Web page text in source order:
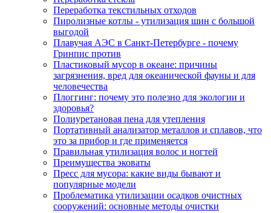
Переработка текстильных отходов
Пиролизные котлы - утилизация шин с большой
выгодой
Плавучая АЭС в Санкт-Петербурге - почему
Гринпис против
Пластиковый мусор в океане: причины
загрязнения, вред для океанической фауны и для
человечества
Плоггинг: почему это полезно для экологии и
здоровья?
Полиуретановая пена для утепления
Портативный анализатор металлов и сплавов, что
это за прибор и где применяется
Правильная утилизация волос и ногтей
Преимущества эковаты
Пресс для мусора: какие виды бывают и
популярные модели
Проблематика утилизации осадков очистных
сооружений: основные методы очистки